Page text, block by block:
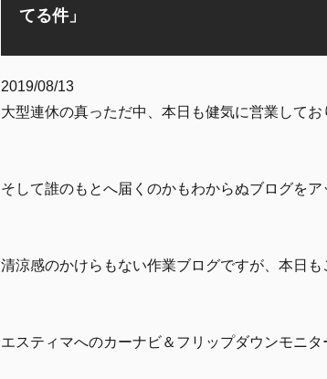
てる件」
2019/08/13
大型連休の真っただ中、本日も健気に営業してお
そして誰のもとへ届くのかもわからぬブログをア
清涼感のかけらもない作業ブログですが、本日
エスティマへのカーナビ＆フリップダウンモニ